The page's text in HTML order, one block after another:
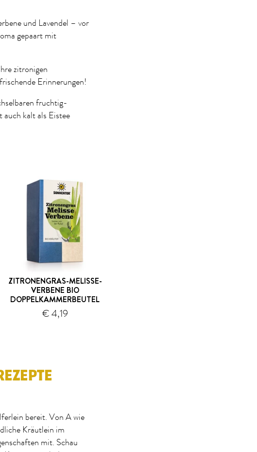
und Lavendel – vor
gepaart mit
zitronigen
Erinnerungen!
fruchtig-
kalt als Eistee
ZITRONENGRAS-MELISSE-
VERBENE BIO
DOPPELKAMMERBEUTEL
€ 4,19
bereit. Von A wie
Kräutlein im
mit. Schau